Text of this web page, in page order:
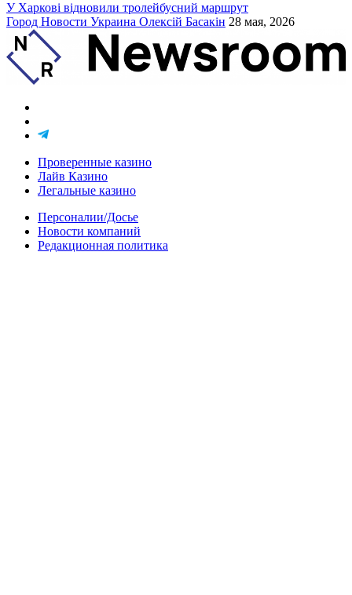
У Харкові відновили тролейбусний маршрут
Город Новости Украина Олексій Басакін 28 мая, 2026
Проверенные казино
Лайв Казино
Легальные казино
Персоналии/Досье
Новости компаний
Редакционная политика